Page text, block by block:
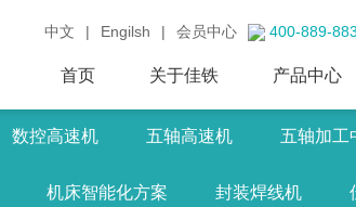
中文 | Engilsh | 会员中心 400-889-
首页 关于佳铁 产品中心
数控高速机 五轴高速机 五轴加工
机床智能化方案 封装焊线机